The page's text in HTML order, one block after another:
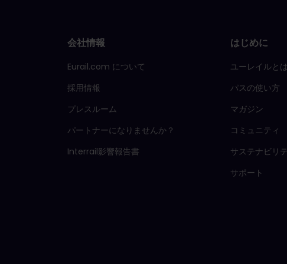
会社情報
Eurail.com について
採用情報
プレスルーム
パートナーになりませんか？
Interrail影響報告書
はじめに
ユーレイルと
パスの使い方
マガジン
コミュニティ
サステナビリ
サポート